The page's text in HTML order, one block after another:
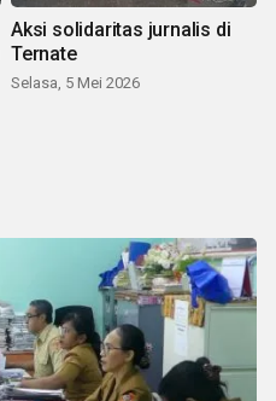
Aksi solidaritas jurnalis di
Ternate
Selasa, 5 Mei 2026